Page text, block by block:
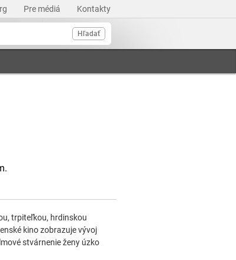
Pre médiá Kontakty
Hľadať
trpiteľkou, hrdinskou
kino zobrazuje vývoj
stvárnenie ženy úzko